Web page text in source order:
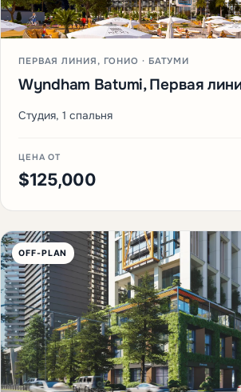
ПЕРВАЯ ЛИНИЯ, ГОНИО · БАТУМИ
Wyndham Batumi, Первая
Студия, 1 спальня
ЦЕНА ОТ
$125,000
OFF-PLAN